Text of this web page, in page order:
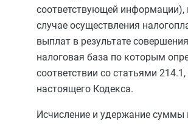
соответствующей информации),
случае осуществления
выплат в результате
налоговая база по которым
соответствии со статьями 214.1 ,
настоящего Кодекса.
Исчисление и удержание суммы